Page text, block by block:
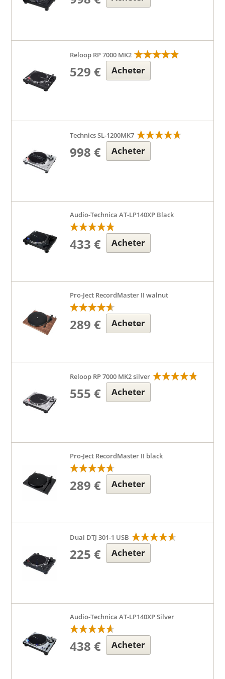
Reloop RP 7000 MK2
529 € Acheter
Technics SL-1200MK7
998 € Acheter
Audio-Technica AT-LP140XP Black
433 € Acheter
Pro-Ject RecordMaster II walnut
289 € Acheter
Reloop RP 7000 MK2 silver
555 € Acheter
Pro-Ject RecordMaster II black
289 € Acheter
Dual DTJ 301-1 USB
225 € Acheter
Audio-Technica AT-LP140XP Silver
438 € Acheter